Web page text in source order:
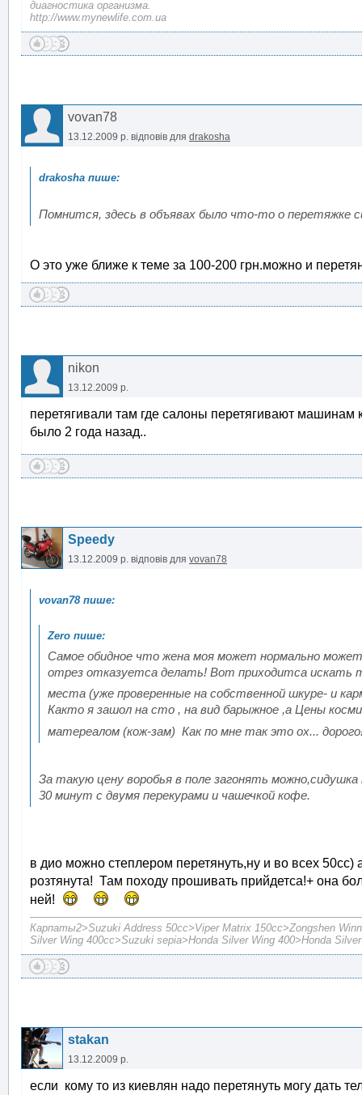
диагностика организма.
http://www.mynewlife.com.ua
vovan78
13.12.2009 р. відповів для drakosha
Помнится, здесь в объявах было что-то о перетяжке
О это уже ближе к теме за 100-200 грн.можно и
nikon
13.12.2009 р.
перетягивали там где салоны перетягивают машинам
было 2 года назад..
Speedy
13.12.2009 р. відповів для vovan78
Самое обидное что жена моя может нормально
отрез отказуетса делать! Вот приходитса
места (уже проверенные на собственной шкуре- и
Както я зашол на сто , на вид барыжное ,а Цены
матереалом (кож-зам) Как по мне так это ох...
За такую цену воробья в поле загонять
30 минут с двумя перекурами и чашечкой кофе.
в дио можно степлером перетянуть,ну и во всех
розтянута! Там походу прошивать прийдетса!+ она
ней!
Карпаты2>Suzuki Address 50cc>Viper Matrix 150cc>Zongshen
Silver Wing 400cc>Suzuki sepia>Honda Silver Wing 400>Honda
stakan
13.12.2009 р.
если кому то из киевлян надо перетянуть могу дать